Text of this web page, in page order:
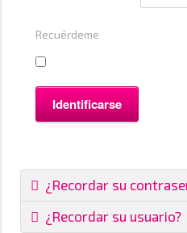
Recuérdeme
Identificarse
¿Recordar su
¿Recordar su usuario?